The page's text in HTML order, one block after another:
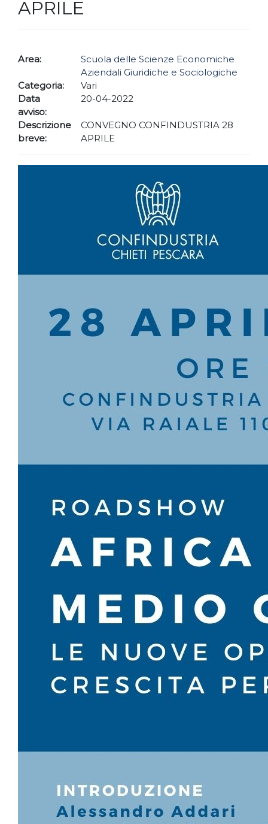
APRILE
Area:
Scuola delle Scienze Economiche
Aziendali Giuridiche e Sociologiche
Categoria:
Vari
Data
avviso:
20-04-2022
Descrizione
breve:
CONVEGNO CONFINDUSTRIA 28
APRILE